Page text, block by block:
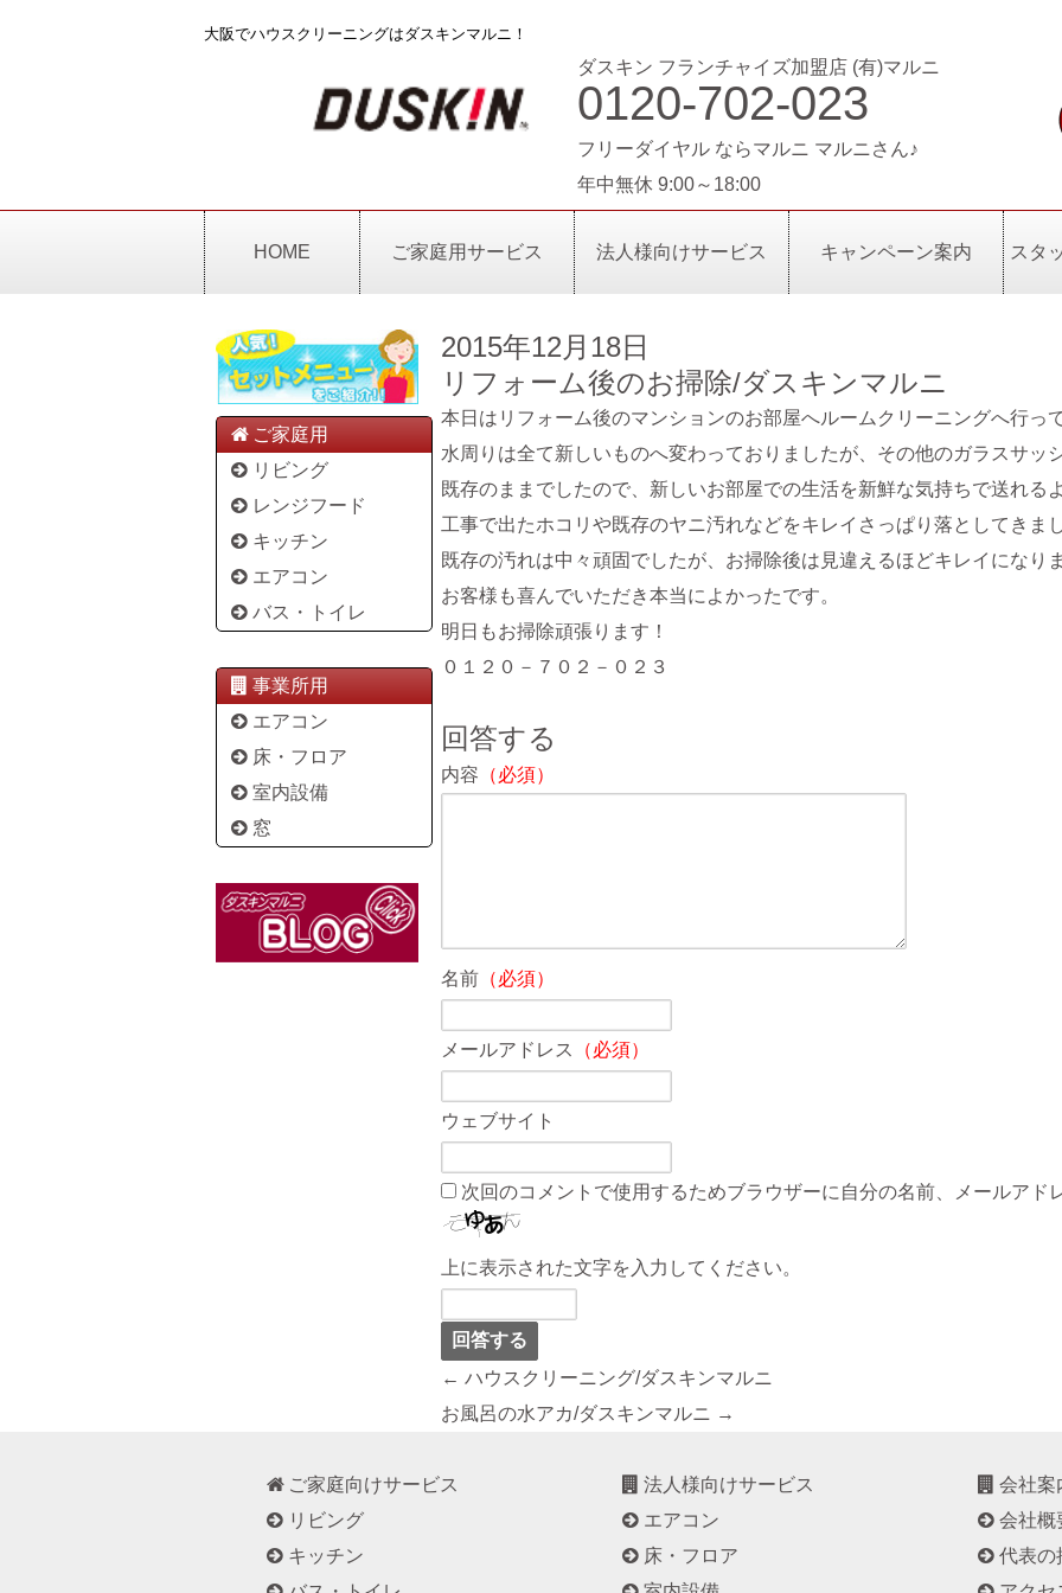
大阪でハウスクリーニングはダスキンマルニ！
ダスキン フランチャイズ加盟店 (有)マルニ
0120-702-023
フリーダイヤル ならマルニ マルニさん♪
年中無休 9:00～18:00
HOME ご家庭用サービス 法人様向けサービス キャンペーン案内 スタ
ご家庭用
リビング
レンジフード
キッチン
エアコン
バス・トイレ
事業所用
エアコン
床・フロア
室内設備
窓
2015年12月18日
リフォーム後のお掃除/ダスキンマルニ
本日はリフォーム後のマンションのお部屋へルームクリーニングへ行っ
水周りは全て新しいものへ変わっておりましたが、その他のガラスサッ
既存のままでしたので、新しいお部屋での生活を新鮮な気持ちで送れる
工事で出たホコリや既存のヤニ汚れなどをキレイさっぱり落としてきま
既存の汚れは中々頑固でしたが、お掃除後は見違えるほどキレイになり
お客様も喜んでいただき本当によかったです。
明日もお掃除頑張ります！
０１２０－７０２－０２３
回答する
内容 （必須）
名前 （必須）
メールアドレス （必須）
ウェブサイト
次回のコメントで使用するためブラウザーに自分の名前、メールアド
上に表示された文字を入力してください。
← ハウスクリーニング/ダスキンマルニ
お風呂の水アカ/ダスキンマルニ →
ご家庭向けサービス
リビング
キッチン
法人様向けサービス
エアコン
床・フロア
会社案
会社概
代表の